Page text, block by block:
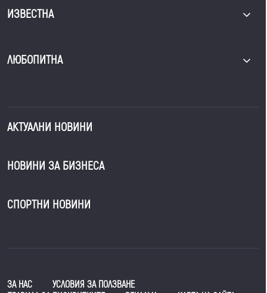
ИЗВЕСТНА
ЛЮБОПИТНА
АКТУАЛНИ НОВИНИ
НОВИНИ ЗА БИЗНЕСА
СПОРТНИ НОВИНИ
ЗА НАС
УСЛОВИЯ ЗА ПОЛЗВАНЕ